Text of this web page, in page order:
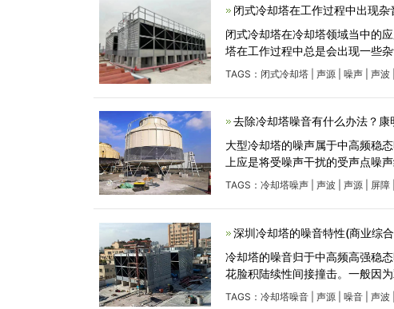
闭式冷却塔在工作过程中出现
闭式冷却塔在冷却塔领域当中的
塔在工作过程中总是会出现一些
TAGS： 闭式冷却塔 声源 噪声 声波
去除冷却塔噪音有什么办法？
大型冷却塔的噪声属于中高频稳
上应是将受噪声干扰的受声点噪
TAGS： 冷却塔噪声 声波 声源 屏障
深圳冷却塔的噪音特性(商业综
冷却塔的噪音归于中高频高强稳
花脸积陆续性间接撞击。一般因
TAGS： 冷却塔噪音 声源 噪音 声波